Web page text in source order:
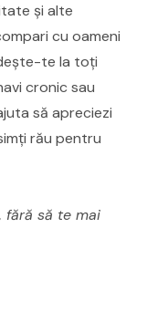
și alte
cu oameni
te la toți
cronic sau
să apreciezi
rău pentru
fără să te mai